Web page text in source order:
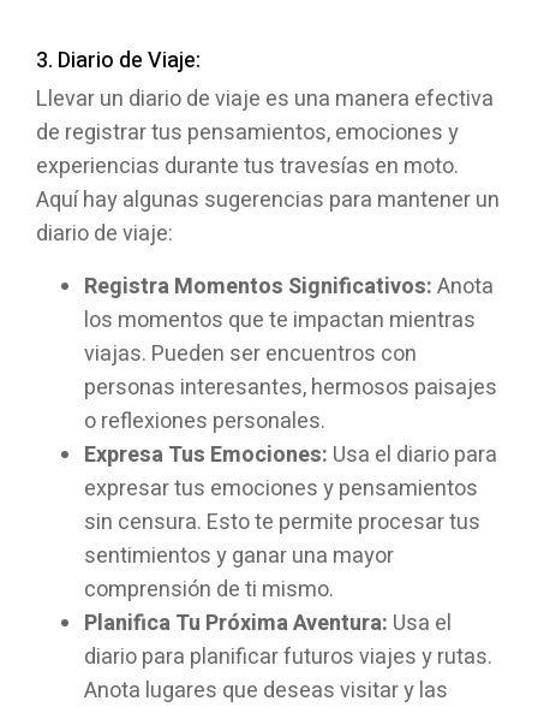
3. Diario de Viaje:
Llevar un diario de viaje es una manera efectiva
de registrar tus pensamientos, emociones y
experiencias durante tus travesías en moto.
Aquí hay algunas sugerencias para mantener un
diario de viaje:
Registra Momentos Significativos:Anota
los momentos que te impactan mientras
viajas. Pueden ser encuentros con
personas interesantes, hermosos paisajes
o reflexiones personales.
Expresa Tus Emociones: Usa el diario para
expresar tus emociones y pensamientos
sin censura. Esto te permite procesar tus
sentimientos y ganar una mayor
comprensión de ti mismo.
Planifica Tu Próxima Aventura: Usa el
diario para planificar futuros viajes y rutas.
Anota lugares que deseas visitar y las